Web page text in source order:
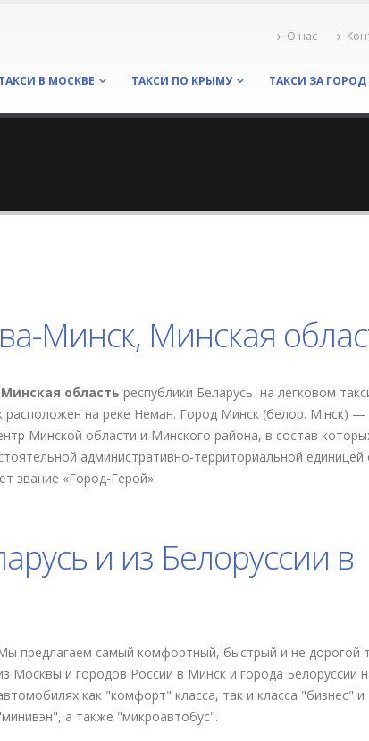
О нас
ТАКСИ В МОСКВЕ ТАКСИ ПО КРЫМУ ТАКСИ ЗА ГОРОД
Минск, Минская
область республики Беларусь на легковом
расположен на реке Неман. Город Минск (белор. Мінск) —
Минской области и Минского района, в состав
административно-территориальной
звание «Город-Герой».
и из Белоруссии в
предлагаем самый комфортный, быстрый и не дорогой
Москвы и городов России в Минск и города Белоруссии
как "комфорт" класса, так и класса "бизнес" и
а также "микроавтобус".